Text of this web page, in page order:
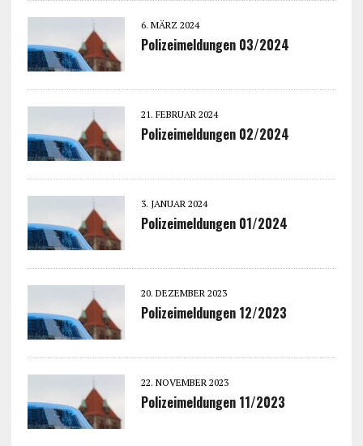
6. MÄRZ 2024
Polizeimeldungen 03/2024
21. FEBRUAR 2024
Polizeimeldungen 02/2024
3. JANUAR 2024
Polizeimeldungen 01/2024
20. DEZEMBER 2023
Polizeimeldungen 12/2023
22. NOVEMBER 2023
Polizeimeldungen 11/2023